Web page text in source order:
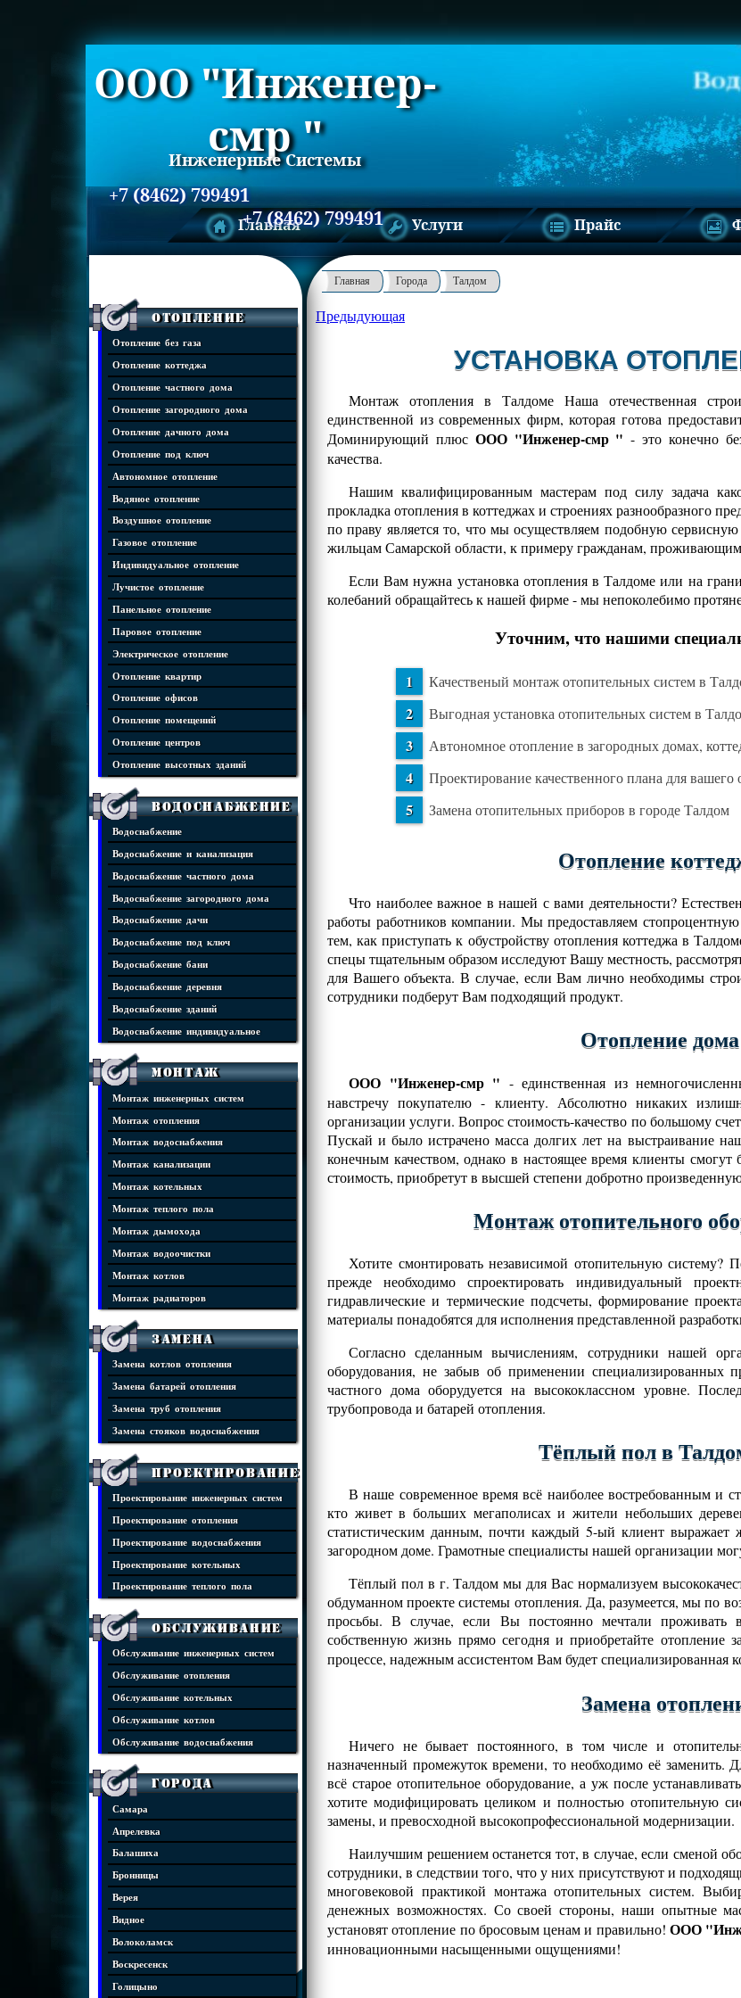
ООО "Инженер-
смр "
Инженерные Системы
+7 (8462) 799491
+7 (8462) 799491
Главная Услуги Прайс
Отопление
Отопление без газа
Отопление коттеджа
Отопление частного дома
Отопление загородного дома
Отопление дачного дома
Отопление под ключ
Автономное отопление
Водяное отопление
Воздушное отопление
Газовое отопление
Индивидуальное отопление
Лучистое отопление
Панельное отопление
Паровое отопление
Электрическое отопление
Отопление квартир
Отопление офисов
Отопление помещений
Отопление центров
Отопление высотных зданий
Водоснабжение
Водоснабжение
Водоснабжение и канализация
Водоснабжение частного дома
Водоснабжение загородного дома
Водоснабжение дачи
Водоснабжение под ключ
Водоснабжение бани
Водоснабжение деревня
Водоснабжение зданий
Водоснабжение индивидуальное
Монтаж
Монтаж инженерных систем
Монтаж отопления
Монтаж водоснабжения
Монтаж канализации
Монтаж котельных
Монтаж теплого пола
Монтаж дымохода
Монтаж водоочистки
Монтаж котлов
Монтаж радиаторов
Замена
Замена котлов отопления
Замена батарей отопления
Замена труб отопления
Замена стояков водоснабжения
Проектирование
Проектирование инженерных систем
Проектирование отопления
Проектирование водоснабжения
Проектирование котельных
Проектирование теплого пола
Обслуживание
Обслуживание инженерных систем
Обслуживание отопления
Обслуживание котельных
Обслуживание котлов
Обслуживание водоснабжения
Города
Самара
Апрелевка
Балашиха
Бронницы
Верея
Видное
Волоколамск
Воскресенск
Голицыно
Главная Города Талдом
Предыдующая
УСТАНОВКА
Монтаж отопления в Талдоме Наша отечественная
единственной из современных фирм, которая готова
Доминирующий плюс ООО "Инженер-смр " - это конечно
качества.
Нашим квалифицированным мастерам под силу задача
прокладка отопления в коттеджах и строениях разнообразного
по праву является то, что мы осуществляем подобную
жильцам Самарской области, к примеру гражданам,
Если Вам нужна установка отопления в Талдоме или на
колебаний обращайтесь к нашей фирме - мы непоколебимо
Уточним, что нашими
Качественый монтаж отопительных систем в
Выгодная установка отопительных систем в
Автономное отопление в загородных домах,
Проектирование качественного плана для вашего
Замена отопительных приборов в городе Талдом
Отопление
Что наиболее важное в нашей с вами деятельности?
работы работников компании. Мы предоставляем
тем, как приступать к обустройству отопления коттеджа в
спецы тщательным образом исследуют Вашу местность,
для Вашего объекта. В случае, если Вам лично необходимы
сотрудники подберут Вам подходящий продукт.
Отопление
ООО "Инженер-смр " - единственная из
навстречу покупателю - клиенту. Абсолютно никаких
организации услуги. Вопрос стоимость-качество по большому
Пускай и было истрачено масса долгих лет на выстраивание
конечным качеством, однако в настоящее время клиенты
стоимость, приобретут в высшей степени добротно
Монтаж отопительного
Хотите смонтировать независимой отопительную
прежде необходимо спроектировать индивидуальный
гидравлические и термические подсчеты, формирование
материалы понадобятся для исполнения представленной
Согласно сделанным вычислениям, сотрудники нашей
оборудования, не забыв об применении
частного дома оборудуется на высококлассном уровне.
трубопровода и батарей отопления.
Тёплый пол в
В наше современное время всё наиболее востребованным и
кто живет в больших мегаполисах и жители небольших
статистическим данным, почти каждый 5-ый клиент
загородном доме. Грамотные специалисты нашей организации
Тёплый пол в г. Талдом мы для Вас нормализуем
обдуманном проекте системы отопления. Да, разумеется, мы по
просьбы. В случае, если Вы постоянно мечтали проживать
собственную жизнь прямо сегодня и приобретайте
процессе, надежным ассистентом Вам будет специализированная
Замена
Ничего не бывает постоянного, в том числе и
назначенный промежуток времени, то необходимо её заменить.
всё старое отопительное оборудование, а уж после
хотите модифицировать целиком и полностью отопительную
замены, и превосходной высокопрофессиональной модернизации.
Наилучшим решением останется тот, в случае, если сменой
сотрудники, в следствии того, что у них присутствуют и
многовековой практикой монтажа отопительных систем.
денежных возможностях. Со своей стороны, наши опытные
установят отопление по бросовым ценам и правильно! ООО
инновационными насыщенными ощущениями!